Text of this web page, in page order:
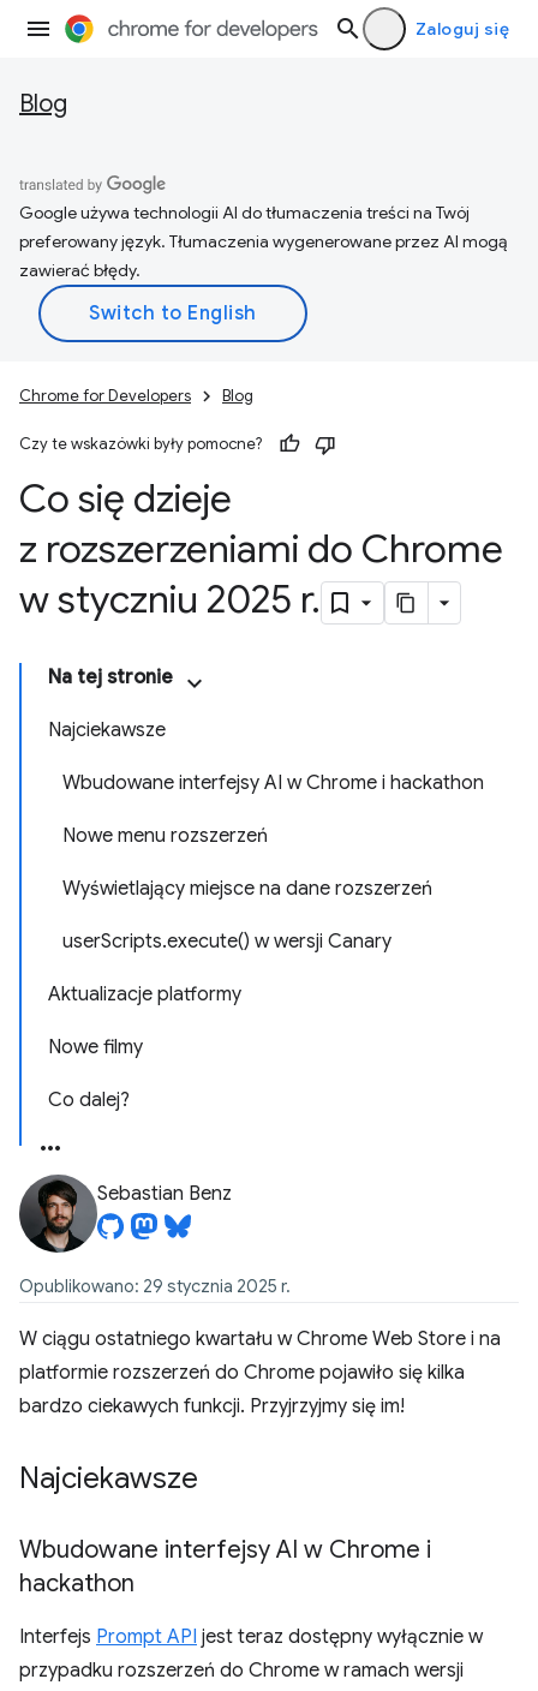
Zaloguj się
Blog
Google używa technologii AI do tłumaczenia treści na Twój
preferowany język. Tłumaczenia wygenerowane przez AI mogą
zawierać błędy.
Chrome for Developers Blog
Czy te wskazówki były pomocne?
Co się dzieje
z rozszerzeniami do Chrome
w styczniu 2025 r.
Na tej stronie
Najciekawsze
Wbudowane interfejsy AI w Chrome i hackathon
Nowe menu rozszerzeń
Wyświetlający miejsce na dane rozszerzeń
userScripts.execute() w wersji Canary
Aktualizacje platformy
Nowe filmy
Co dalej?
Sebastian Benz
Opublikowano: 29 stycznia 2025 r.
W ciągu ostatniego kwartału w Chrome Web Store i na
platformie rozszerzeń do Chrome pojawiło się kilka
bardzo ciekawych funkcji. Przyjrzyjmy się im!
Najciekawsze
Wbudowane interfejsy AI w Chrome i
hackathon
Interfejs Prompt API jest teraz dostępny wyłącznie w
przypadku rozszerzeń do Chrome w ramach wersji